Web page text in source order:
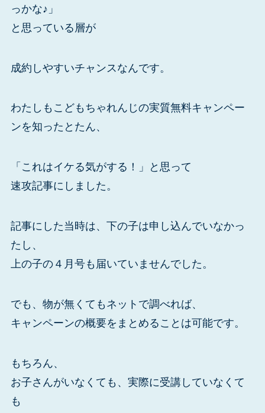
っかな♪」
と思っている層が
成約しやすいチャンスなんです。
わたしもこどもちゃれんじの実質無料キャンペー
ンを知ったとたん、
「これはイケる気がする！」と思って
速攻記事にしました。
記事にした当時は、下の子は申し込んでいなかっ
たし、
上の子の４月号も届いていませんでした。
でも、物が無くてもネットで調べれば、
キャンペーンの概要をまとめることは可能です。
もちろん、
お子さんがいなくても、実際に受講していなくて
も